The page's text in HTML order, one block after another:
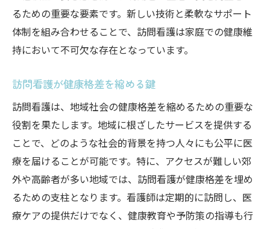
訪問看護が家庭に及ぼす安心感の影響
家庭で感じる訪問看護の新たな安心感の理
由
訪問看護による家庭への安心感提供の事例
るための重要な要素です。新しい技術と柔軟なサポート
体制を組み合わせることで、訪問看護は家庭での健康維
持において不可欠な存在となっています。
訪問看護が健康格差を縮める鍵
訪問看護は、地域社会の健康格差を縮めるための重要な
役割を果たします。地域に根ざしたサービスを提供する
ことで、どのような社会的背景を持つ人々にも公平に医
療を届けることが可能です。特に、アクセスが難しい郊
外や高齢者が多い地域では、訪問看護が健康格差を埋め
るための支柱となります。看護師は定期的に訪問し、医
療ケアの提供だけでなく、健康教育や予防策の指導も行